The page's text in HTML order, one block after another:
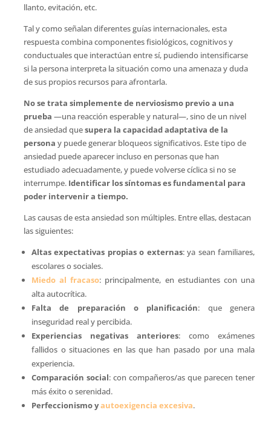
llanto, evitación, etc.
Tal y como señalan diferentes guías internacionales, esta
respuesta combina componentes fisiológicos, cognitivos y
conductuales que interactúan entre sí, pudiendo intensificarse
si la persona interpreta la situación como una amenaza y duda
de sus propios recursos para afrontarla.
No se trata simplemente de nerviosismo previo a una
prueba —una reacción esperable y natural—, sino de un nivel
de ansiedad quesupera la capacidad adaptativa de la
persona y puede generar bloqueos significativos. Este tipo de
ansiedad puede aparecer incluso en personas que han
estudiado adecuadamente, y puede volverse cíclica si no se
interrumpe. Identificar los síntomas es fundamental para
poder intervenir a tiempo.
Las causas de esta ansiedad son múltiples. Entre ellas, destacan
las siguientes:
Altas expectativas propias o externas: ya sean familiares,
escolares o sociales.
Miedo al fracaso: principalmente, en estudiantes con una
alta autocrítica.
Falta de preparación o planificación: que genera
inseguridad real y percibida.
Experiencias negativas anteriores: como exámenes
fallidos o situaciones en las que han pasado por una mala
experiencia.
Comparación social: con compañeros/as que parecen tener
más éxito o serenidad.
Perfeccionismo yautoexigencia excesiva.